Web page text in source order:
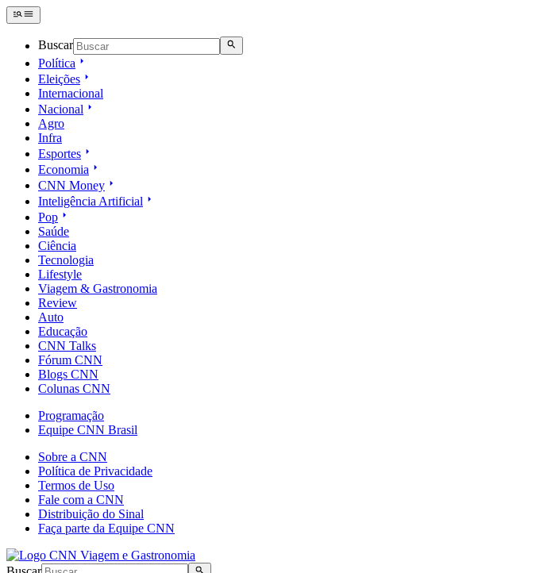
Buscar
Política
Eleições
Internacional
Nacional
Agro
Infra
Esportes
Economia
CNN Money
Inteligência Artificial
Pop
Saúde
Ciência
Tecnologia
Lifestyle
Viagem & Gastronomia
Review
Auto
Educação
CNN Talks
Fórum CNN
Blogs CNN
Colunas CNN
Programação
Equipe CNN Brasil
Sobre a CNN
Política de Privacidade
Termos de Uso
Fale com a CNN
Distribuição do Sinal
Faça parte da Equipe CNN